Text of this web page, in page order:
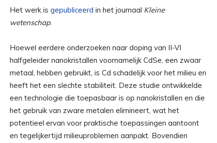
Het werk is gepubliceerd in het journaal Kleine
wetenschap.
Hoewel eerdere onderzoeken naar doping van II-VI
halfgeleider nanokristallen voornamelijk CdSe, een zwaar
metaal, hebben gebruikt, is Cd schadelijk voor het milieu en
heeft het een slechte stabiliteit. Deze studie ontwikkelde
een technologie die toepasbaar is op nanokristallen en die
het gebruik van zware metalen elimineert, wat het
potentieel ervan voor praktische toepassingen aantoont
en tegelijkertijd milieuproblemen aanpakt. Bovendien